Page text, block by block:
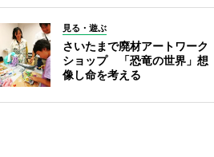
見る・遊ぶ
さいたまで廃材アートワーク
ショップ 「恐竜の世界」想
像し命を考える